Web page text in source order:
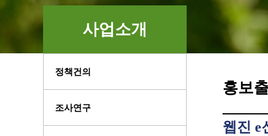
사업소개
정책건의
조사연구
홍보
웹진 e